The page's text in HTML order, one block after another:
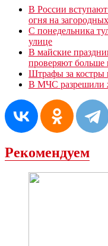
В России
огня на
С понедельника
улице
В майские
проверяют больше
Штрафы за костры
В МЧС разрешили
Рекомендуем